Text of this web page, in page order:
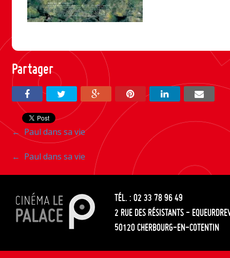
Partager
Navigation
entre
les
articles
← Paul dans sa vie
Navigation
entre
les
articles
← Paul dans sa vie
TÉL. : 02 33 78 96 49
2 RUE DES RÉSISTANTS -
50120 CHERBOURG-EN-COTENTIN